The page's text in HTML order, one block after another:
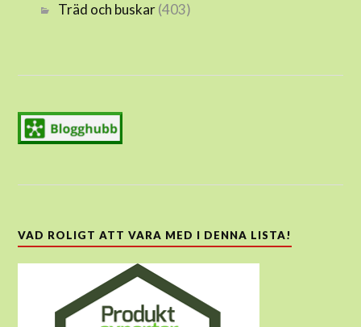
Träd och buskar(403)
VAD ROLIGT ATT VARA MED I DENNA LISTA!